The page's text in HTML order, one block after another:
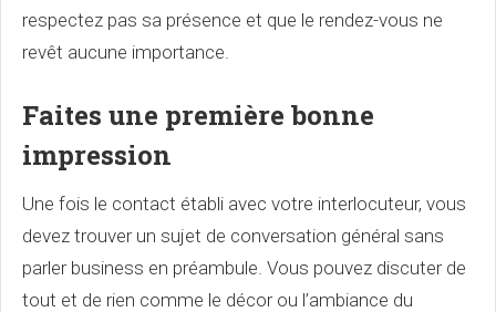
respectez pas sa présence et que le rendez-vous ne
revêt aucune importance.
Faites une première bonne
impression
Une fois le contact établi avec votre interlocuteur, vous
devez trouver un sujet de conversation général sans
parler business en préambule. Vous pouvez discuter de
tout et de rien comme le décor ou l’ambiance du